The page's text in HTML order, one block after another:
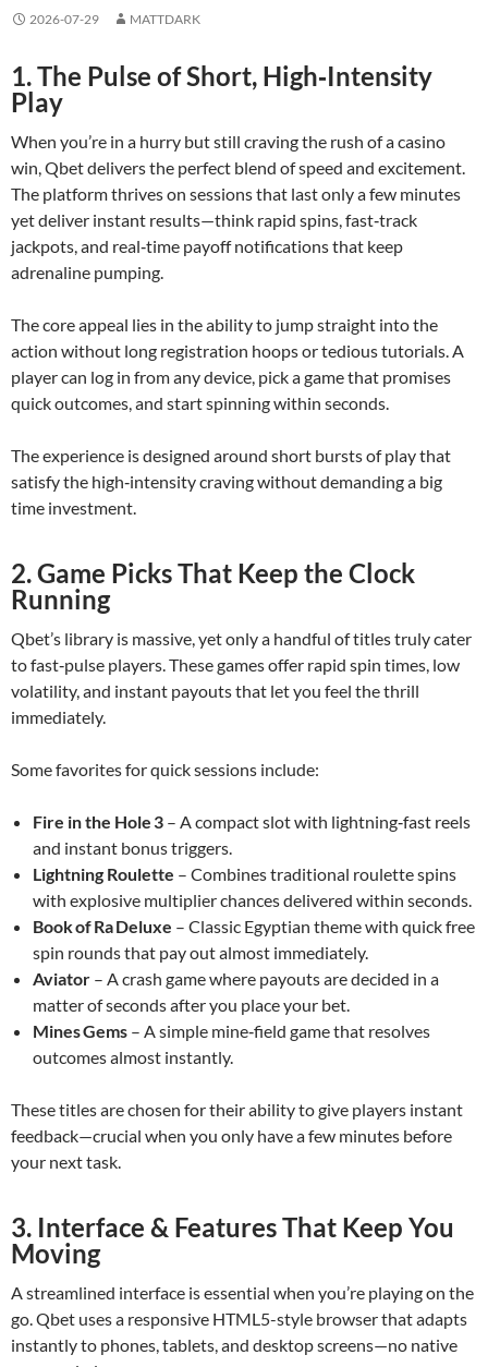
2026-07-29 MATTDARK
1. The Pulse of Short, High‑Intensity
Play
When you’re in a hurry but still craving the rush of a casino
win, Qbet delivers the perfect blend of speed and excitement.
The platform thrives on sessions that last only a few minutes
yet deliver instant results—think rapid spins, fast‑track
jackpots, and real‑time payoff notifications that keep
adrenaline pumping.
The core appeal lies in the ability to jump straight into the
action without long registration hoops or tedious tutorials. A
player can log in from any device, pick a game that promises
quick outcomes, and start spinning within seconds.
The experience is designed around short bursts of play that
satisfy the high‑intensity craving without demanding a big
time investment.
2. Game Picks That Keep the Clock
Running
Qbet’s library is massive, yet only a handful of titles truly cater
to fast‑pulse players. These games offer rapid spin times, low
volatility, and instant payouts that let you feel the thrill
immediately.
Some favorites for quick sessions include:
Fire in the Hole 3 – A compact slot with lightning‑fast reels
and instant bonus triggers.
Lightning Roulette – Combines traditional roulette spins
with explosive multiplier chances delivered within seconds.
Book of Ra Deluxe – Classic Egyptian theme with quick free
spin rounds that pay out almost immediately.
Aviator – A crash game where payouts are decided in a
matter of seconds after you place your bet.
Mines Gems – A simple mine‑field game that resolves
outcomes almost instantly.
These titles are chosen for their ability to give players instant
feedback—crucial when you only have a few minutes before
your next task.
3. Interface & Features That Keep You
Moving
A streamlined interface is essential when you’re playing on the
go. Qbet uses a responsive HTML5-style browser that adapts
instantly to phones, tablets, and desktop screens—no native